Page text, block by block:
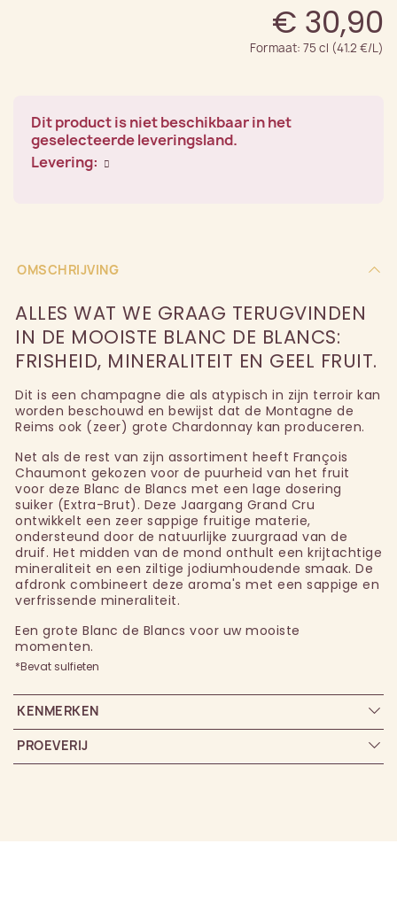
€ 30,90
Formaat: 75 cl (41.2 €/L)
Dit product is niet beschikbaar in het
geselecteerde leveringsland.
Levering:
OMSCHRIJVING
ALLES WAT WE GRAAG TERUGVINDEN
IN DE MOOISTE BLANC DE BLANCS:
FRISHEID, MINERALITEIT EN GEEL FRUIT.
Dit is een champagne die als atypisch in zijn terroir kan
worden beschouwd en bewijst dat de Montagne de
Reims ook (zeer) grote Chardonnay kan produceren.
Net als de rest van zijn assortiment heeft François
Chaumont gekozen voor de puurheid van het fruit
voor deze Blanc de Blancs met een lage dosering
suiker (Extra-Brut). Deze Jaargang Grand Cru
ontwikkelt een zeer sappige fruitige materie,
ondersteund door de natuurlijke zuurgraad van de
druif. Het midden van de mond onthult een krijtachtige
mineraliteit en een ziltige jodiumhoudende smaak. De
afdronk combineert deze aroma's met een sappige en
verfrissende mineraliteit.
Een grote Blanc de Blancs voor uw mooiste
momenten.
*Bevat sulfieten
KENMERKEN
PROEVERIJ